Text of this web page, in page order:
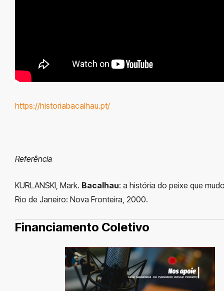
https://historiabacalhau.pt/
Referência
KURLANSKI, Mark. Bacalhau: a história do peixe que
Rio de Janeiro: Nova Fronteira, 2000.
Financiamento Coletivo